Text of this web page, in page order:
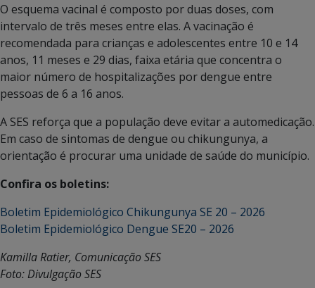
O esquema vacinal é composto por duas doses, com
intervalo de três meses entre elas. A vacinação é
recomendada para crianças e adolescentes entre 10 e 14
anos, 11 meses e 29 dias, faixa etária que concentra o
maior número de hospitalizações por dengue entre
pessoas de 6 a 16 anos.
A SES reforça que a população deve evitar a automedicação.
Em caso de sintomas de dengue ou chikungunya, a
orientação é procurar uma unidade de saúde do município.
Confira os boletins:
Boletim Epidemiológico Chikungunya SE 20 – 2026
Boletim Epidemiológico Dengue SE20 – 2026
Kamilla Ratier, Comunicação SES
Foto: Divulgação SES